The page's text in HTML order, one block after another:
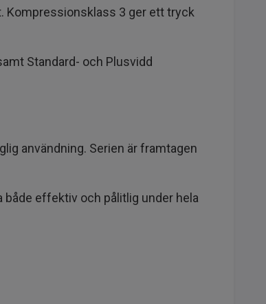
Kompressionsklass 3 ger ett tryck
Standard- och Plusvidd
användning. Serien är framtagen
effektiv och pålitlig under hela